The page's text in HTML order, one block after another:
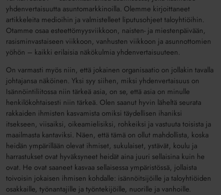
yhdenvertaisuutta asuntomarkkinoilla. Olemme kirjoittaneet
artikkeleita medioihin ja valmistelleet liputusohjeet taloyhtiöihin.
Otamme osaa esteettömyysviikkoon, naisten- ja miestenpäivään,
rasisminvastaiseen viikkoon, vanhusten viikkoon ja asunnottomien
yöhön – kaikki erilaisia näkökulmia yhdenvertaisuuteen.
On varmasti myös niin, että jokainen organisaatio on jollakin tavalla
johtajansa näköinen. Yksi syy siihen, miksi yhdenvertaisuus on
Isännöintiliitossa niin tärkeä asia, on se, että asia on minulle
henkilökohtaisesti niin tärkeä. Olen saanut hyvin läheltä seurata
rakkaiden ihmisten kasvamista omiksi täydellisen ihaniksi
itsekseen, viisaiksi, oikeamielisiksi, rohkeiksi ja vastuuta toisista ja
maailmasta kantaviksi. Näen, että tämä on ollut mahdollista, koska
heidän ympärillään olevat ihmiset, sukulaiset, ystävät, koulu ja
harrastukset ovat hyväksyneet heidät aina juuri sellaisina kuin he
ovat. He ovat saaneet kasvaa sellaisessa ympäristössä, jollaista
toivoisin jokaisen ihmisen kohdalle: isännöitsijöille ja taloyhtiöiden
osakkaille, työnantajille ja työntekijöille, nuorille ja vanhoille.